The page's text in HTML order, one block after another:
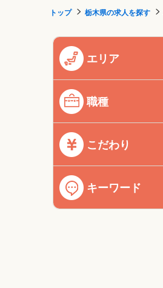
トップ 栃木県の求人を探す
エリア
職種
こだわり
キーワード